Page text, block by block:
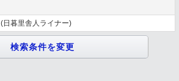
日暮里舎人ライナー)